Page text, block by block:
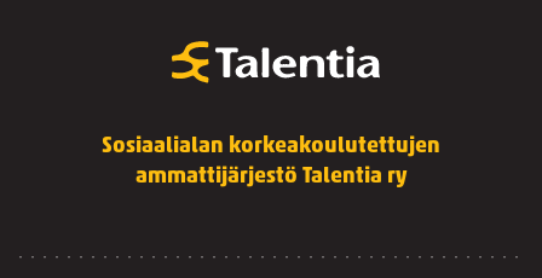
Sosiaalialan korkeakoulutettujen
ammattijärjestö Talentia ry